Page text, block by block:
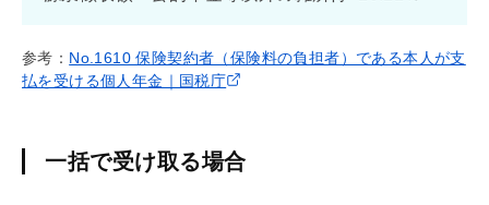
参考： No.1610 保険契約者（保険料の負担者）である本人が支
払を受ける個人年金｜国税庁
一括で受け取る場合